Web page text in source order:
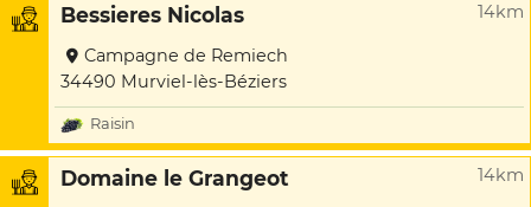
Bessieres Nicolas 14km
Campagne de Remiech
34490 Murviel-lès-Béziers
Raisin
Domaine le Grangeot 14km